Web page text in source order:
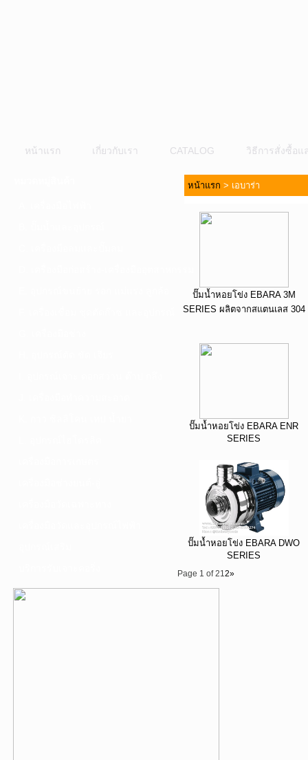
หน้าแรก เกี่ยวกับเรา CATALOG วิธีการสั่งซื้อแ
หน้าแรก > เอบาร่า
ปั๊มน้ำหอยโข่ง EBARA 3M
SERIES ผลิตจากสแตนเลส 304
ปั๊มน้ำหอยโข่ง EBARA ENR
SERIES
ปั๊มน้ำหอยโข่ง EBARA DWO
SERIES
Page 1 of 212»